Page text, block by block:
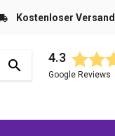
Kostenloser Versand
4.3
Google Reviews